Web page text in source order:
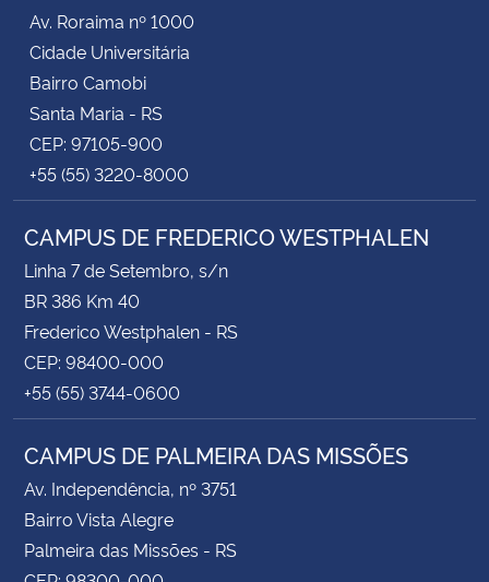
Av. Roraima nº 1000
Cidade Universitária
Bairro Camobi
Santa Maria - RS
CEP: 97105-900
+55 (55) 3220-8000
CAMPUS DE FREDERICO WESTPHALEN
Linha 7 de Setembro, s/n
BR 386 Km 40
Frederico Westphalen - RS
CEP: 98400-000
+55 (55) 3744-0600
CAMPUS DE PALMEIRA DAS MISSÕES
Av. Independência, nº 3751
Bairro Vista Alegre
Palmeira das Missões - RS